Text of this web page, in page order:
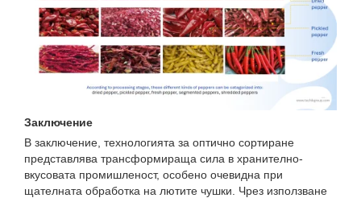
Заключение
В заключение, технологията за оптично сортиране
представлява трансформираща сила в хранително-
вкусовата промишленост, особено очевидна при
щателната обработка на лютите чушки. Чрез използване